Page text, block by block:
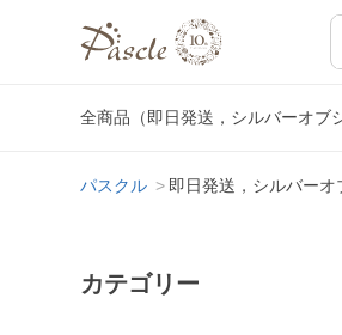
全商品（即日発送，シルバーオブ
パスクル 即日発送，シルバーオ
カテゴリー